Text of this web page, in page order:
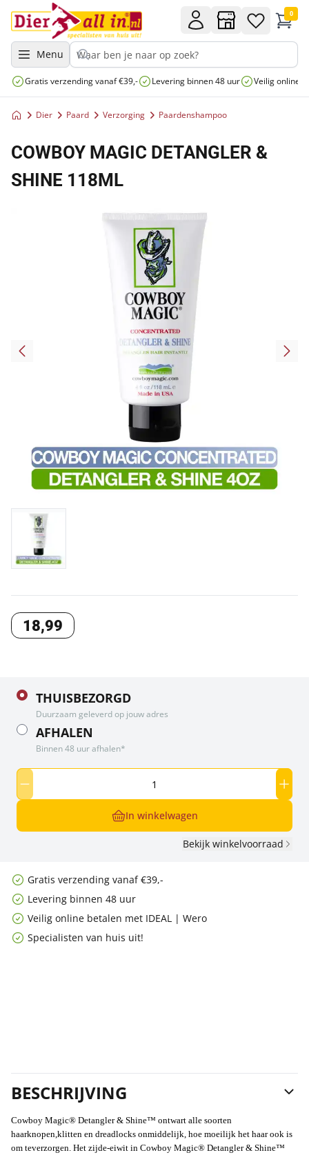
Menu
0
Gratis verzending vanaf €39,- Levering binnen 48 uur Veilig online
Dier Paard Verzorging Paardenshampoo
COWBOY MAGIC DETANGLER &
SHINE 118ML
18,99
THUISBEZORGD
Duurzaam geleverd op jouw adres
AFHALEN
Binnen 48 uur afhalen*
In winkelwagen
Bekijk winkelvoorraad
Gratis verzending vanaf €39,-
Levering binnen 48 uur
Veilig online betalen met IDEAL | Wero
Specialisten van huis uit!
BESCHRIJVING
Cowboy Magic® Detangler & Shine™ ontwart alle soorten
haarknopen,klitten en dreadlocks onmiddelijk, hoe moeilijk het haar ook is
om teverzorgen. Het zijde-eiwit in Cowboy Magic® Detangler & Shine™